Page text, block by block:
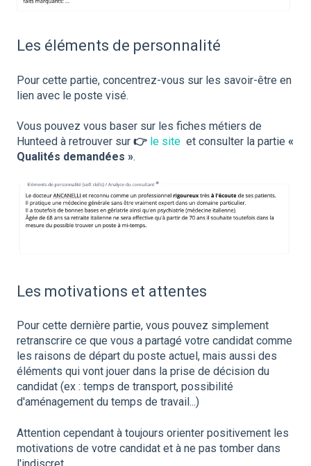
Les éléments de personnalité
Pour cette partie, concentrez-vous sur les savoir-être en
lien avec le poste visé.
Vous pouvez vous baser sur les fiches métiers de
Hunteed à retrouver sur 👉 le site et consulter la partie «
Qualités demandées ».
Les motivations et attentes
Pour cette dernière partie, vous pouvez simplement
retranscrire ce que vous a partagé votre candidat comme
les raisons de départ du poste actuel, mais aussi des
éléments qui vont jouer dans la prise de décision du
candidat (ex : temps de transport, possibilité
d'aménagement du temps de travail...)
Attention cependant à toujours orienter positivement les
motivations de votre candidat et à ne pas tomber dans